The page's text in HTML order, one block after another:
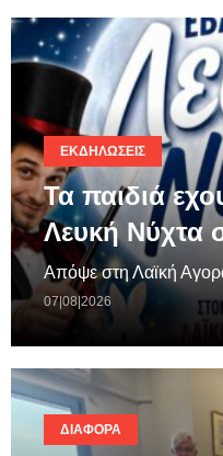
ΕΚΔΗΛΏΣΕΙΣ
Τα παιδιά
Λευκή Νύχτα
Απόψε στη Λαϊκή
07|08|2026
ΔΙΆΦΟΡΑ